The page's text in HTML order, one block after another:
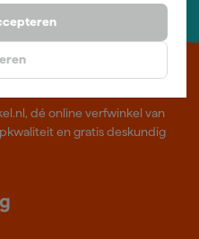
kennen
dé online verfwinkel van
en gratis deskundig